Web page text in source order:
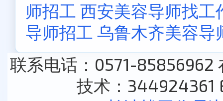
师招工 西安美容导师找工
导师招工 乌鲁木齐美容导
联系电话：0571-85856962
技术：344924361